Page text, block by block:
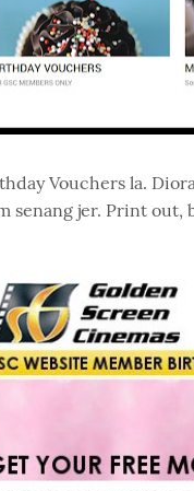
Vouchers la.
senang jer. Print out,